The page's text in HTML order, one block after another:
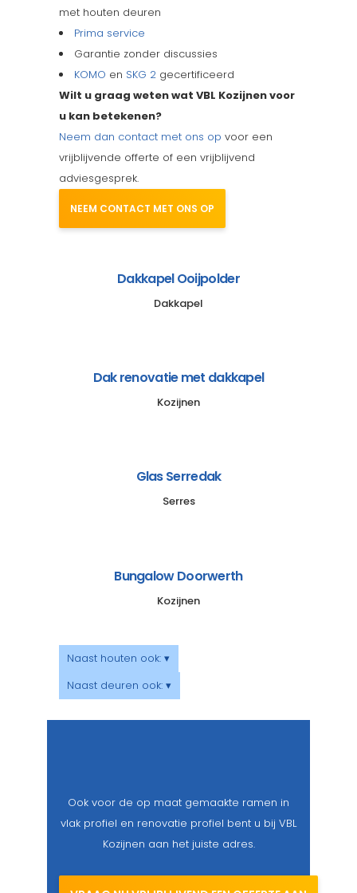
met houten deuren
Prima service
Garantie zonder discussies
KOMO en SKG 2 gecertificeerd
Wilt u graag weten wat VBL Kozijnen voor
u kan betekenen?
Neem dan contact met ons op voor een
vrijblijvende offerte of een vrijblijvend
adviesgesprek.
NEEM CONTACT MET ONS OP
Dakkapel Ooijpolder
Dakkapel
Dak renovatie met dakkapel
Kozijnen
Glas Serredak
Serres
Bungalow Doorwerth
Kozijnen
Naast houten ook: ▾
Naast deuren ook: ▾
Ook voor de op maat gemaakte ramen in
vlak profiel en renovatie profiel bent u bij VBL
Kozijnen aan het juiste adres.